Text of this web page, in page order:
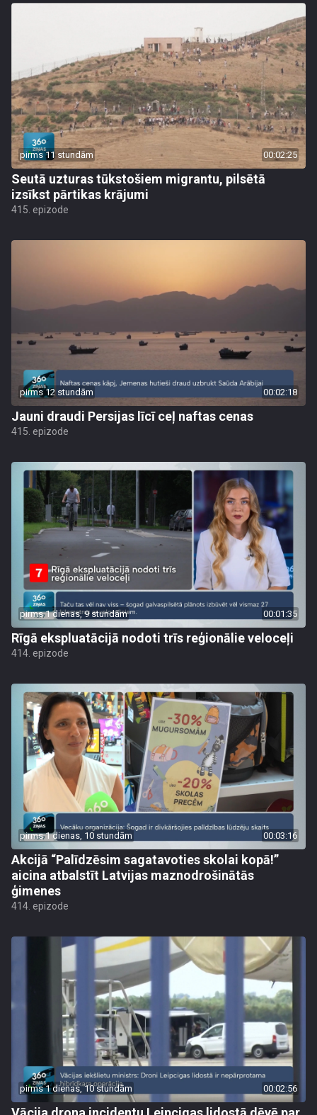
pirms 11 stundām 00:02:25
Seutā uzturas tūkstošiem migrantu, pilsētā
izsīkst pārtikas krājumi
415. epizode
pirms 12 stundām 00:02:18
Jauni draudi Persijas līcī ceļ naftas cenas
415. epizode
pirms 1 dienas, 9 stundām 00:01:35
Rīgā ekspluatācijā nodoti trīs reģionālie veloceļi
414. epizode
pirms 1 dienas, 10 stundām 00:03:16
Akcijā “Palīdzēsim sagatavoties skolai kopā!”
aicina atbalstīt Latvijas maznodrošinātās
ģimenes
414. epizode
pirms 1 dienas, 10 stundām 00:02:56